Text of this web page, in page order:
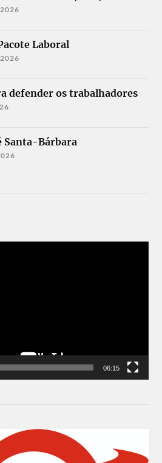
Laboral
defender os trabalhadores
Santa-Bárbara
06:15